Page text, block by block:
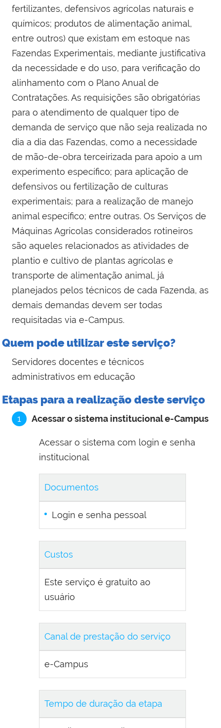
fertilizantes, defensivos agrícolas naturais e
químicos; produtos de alimentação animal,
entre outros) que existam em estoque nas
Fazendas Experimentais, mediante justificativa
da necessidade e do uso, para verificação do
alinhamento com o Plano Anual de
Contratações. As requisições são obrigatórias
para o atendimento de qualquer tipo de
demanda de serviço que não seja realizada no
dia a dia das Fazendas, como a necessidade
de mão-de-obra terceirizada para apoio a um
experimento específico; para aplicação de
defensivos ou fertilização de culturas
experimentais; para a realização de manejo
animal específico; entre outras. Os Serviços de
Máquinas Agrícolas considerados rotineiros
são aqueles relacionados as atividades de
plantio e cultivo de plantas agrícolas e
transporte de alimentação animal, já
planejados pelos técnicos de cada Fazenda, as
demais demandas devem ser todas
requisitadas via e-Campus.
Quem pode utilizar este serviço?
Servidores docentes e técnicos
administrativos em educação
Etapas para a realização deste serviço
1 Acessar o sistema institucional e-Campus
Acessar o sistema com login e senha
institucional
Documentos
Login e senha pessoal
Custos
Este serviço é gratuito ao
usuário
Canal de prestação do serviço
e-Campus
Tempo de duração da etapa